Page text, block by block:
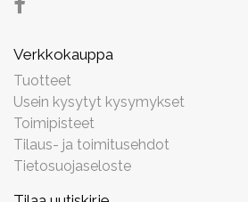
Verkkokauppa
Tuotteet
Usein kysytyt kysymykset
Toimipisteet
Tilaus- ja toimitusehdot
Tietosuojaseloste